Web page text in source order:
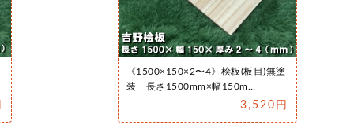
《1500×150×2〜4》桧板(板目)無塗
装 長さ1500mm×幅150m…
3,520円